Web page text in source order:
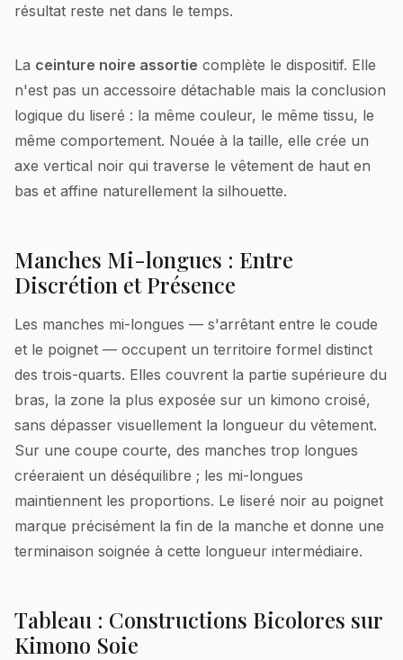
résultat reste net dans le temps.
La ceinture noire assortie complète le dispositif. Elle
n'est pas un accessoire détachable mais la conclusion
logique du liseré : la même couleur, le même tissu, le
même comportement. Nouée à la taille, elle crée un
axe vertical noir qui traverse le vêtement de haut en
bas et affine naturellement la silhouette.
Manches Mi-longues : Entre
Discrétion et Présence
Les manches mi-longues — s'arrêtant entre le coude
et le poignet — occupent un territoire formel distinct
des trois-quarts. Elles couvrent la partie supérieure du
bras, la zone la plus exposée sur un kimono croisé,
sans dépasser visuellement la longueur du vêtement.
Sur une coupe courte, des manches trop longues
créeraient un déséquilibre ; les mi-longues
maintiennent les proportions. Le liseré noir au poignet
marque précisément la fin de la manche et donne une
terminaison soignée à cette longueur intermédiaire.
Tableau : Constructions Bicolores sur
Kimono Soie